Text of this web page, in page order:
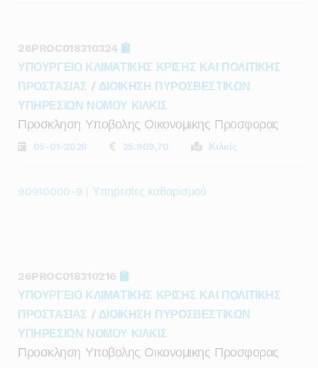
26PROC018310324
ΥΠΟΥΡΓΕΙΟ ΚΛΙΜΑΤΙΚΗΣ ΚΡΙΣΗΣ ΚΑΙ ΠΟΛΙΤΙΚΗΣ
ΠΡΟΣΤΑΣΙΑΣ / ΔΙΟΙΚΗΣΗ ΠΥΡΟΣΒΕΣΤΙΚΩΝ
ΥΠΗΡΕΣΙΩΝ ΝΟΜΟΥ ΚΙΛΚΙΣ
Προσκληση Υποβολης Οικονομικης Προσφορας
05-01-2026 25.909,70 Κιλκίς
90910000-9 | Υπηρεσίες καθαρισμού
26PROC018310216
ΥΠΟΥΡΓΕΙΟ ΚΛΙΜΑΤΙΚΗΣ ΚΡΙΣΗΣ ΚΑΙ ΠΟΛΙΤΙΚΗΣ
ΠΡΟΣΤΑΣΙΑΣ / ΔΙΟΙΚΗΣΗ ΠΥΡΟΣΒΕΣΤΙΚΩΝ
ΥΠΗΡΕΣΙΩΝ ΝΟΜΟΥ ΚΙΛΚΙΣ
Προσκληση Υποβολης Οικονομικης Προσφορας